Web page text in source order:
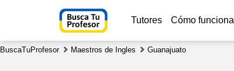
Tutores Cómo funciona
BuscaTuProfesor Maestros de Ingles Guanajuato